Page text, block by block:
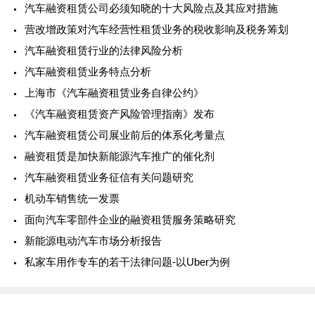
汽车融资租赁公司必须知晓的十大风险点及其应对措施
营改增政策对汽车经营性租赁业务的税收影响及税务筹划
汽车融资租赁行业的法律风险分析
汽车融资租赁业务特点分析
上海市《汽车融资租赁业务自律公约》
《汽车融资租赁资产风险管理指南》发布
汽车融资租赁公司展业前后的体系化考量点
融资租赁是加快新能源汽车推广的催化剂
汽车融资租赁业务征信有关问题研究
机动车销售统一发票
面向汽车零部件企业的融资租赁服务策略研究
新能源电动汽车市场分析报告
私家车用作专车的若干法律问题-以Uber为例